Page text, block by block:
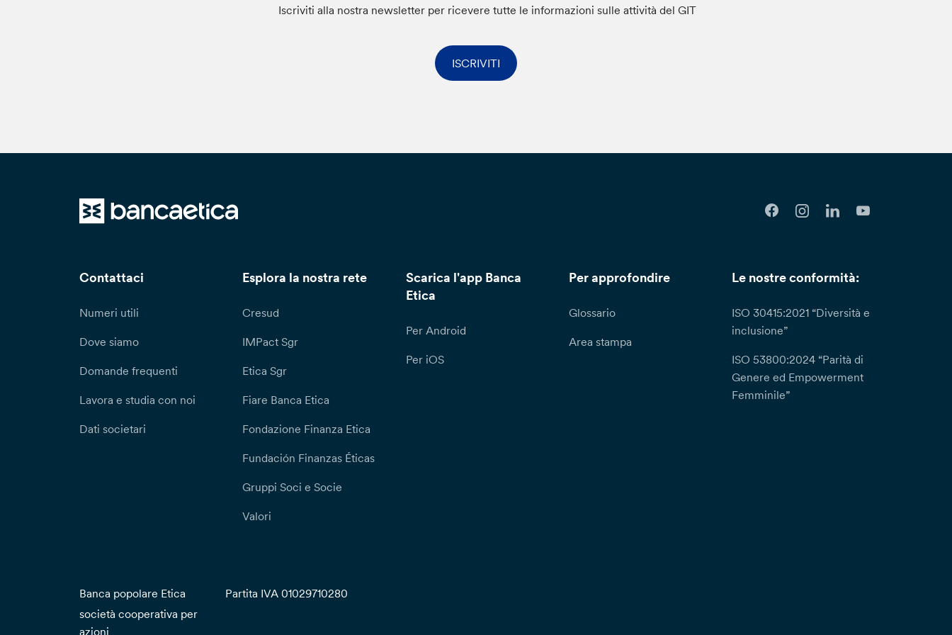
Iscriviti alla nostra newsletter per ricevere tutte le informazioni sulle attività del GIT
ISCRIVITI
Contattaci
Numeri utili
Dove siamo
Domande frequenti
Lavora e studia con noi
Dati societari
Esplora la nostra rete
Cresud
IMPact Sgr
Etica Sgr
Fiare Banca Etica
Fondazione Finanza Etica
Fundación Finanzas Éticas
Gruppi Soci e Socie
Valori
Scarica l'app Banca
Etica
Per Android
Per iOS
Per approfondire
Glossario
Area stampa
Le nostre conformità:
ISO 30415:2021 “Diversità e
inclusione”
ISO 53800:2024 “Parità di
Genere ed Empowerment
Femminile”
Banca popolare Etica
società cooperativa per
azioni
Partita IVA 01029710280